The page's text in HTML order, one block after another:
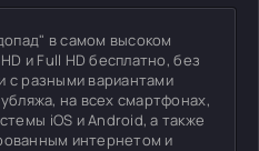
в самом высоком
и Full HD бесплатно, без
с разными вариантами
на всех смартфонах,
iOS и Android, а также
интернетом и